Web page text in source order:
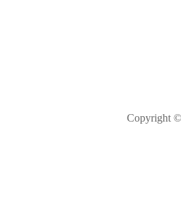
Copyright